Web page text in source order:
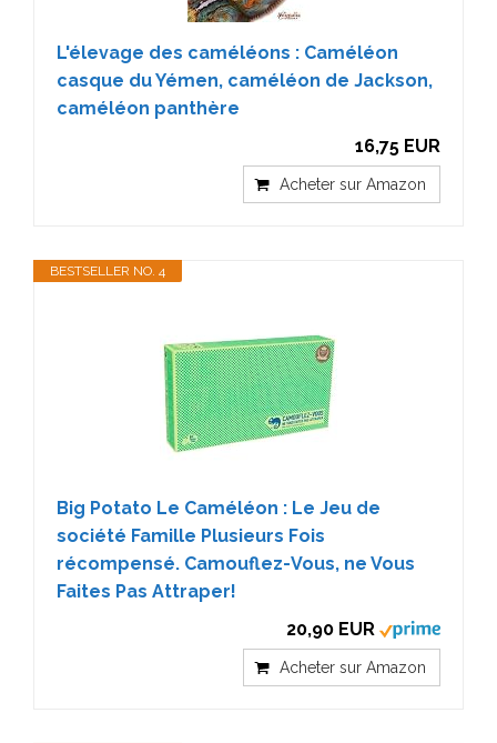
L'élevage des caméléons : Caméléon
casque du Yémen, caméléon de Jackson,
caméléon panthère
16,75 EUR
Acheter sur Amazon
BESTSELLER NO. 4
Big Potato Le Caméléon : Le Jeu de
société Famille Plusieurs Fois
récompensé. Camouflez-Vous, ne Vous
Faites Pas Attraper!
20,90 EUR
Acheter sur Amazon